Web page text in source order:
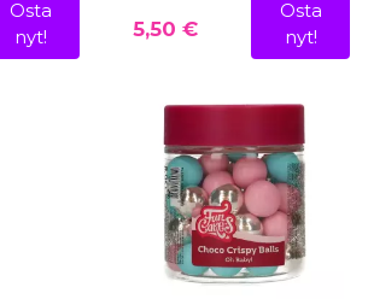
Osta
nyt!
5,50 €
Osta
nyt!